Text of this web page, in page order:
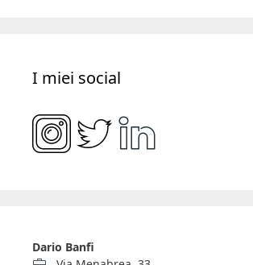
I miei social
Dario Banfi